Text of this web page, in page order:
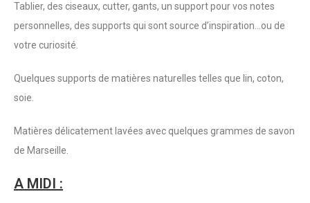
Tablier, des ciseaux, cutter, gants, un support pour vos notes
personnelles, des supports qui sont source d’inspiration…ou de
votre curiosité.
Quelques supports de matières naturelles telles que lin, coton,
soie.
Matières délicatement lavées avec quelques grammes de savon
de Marseille.
A MIDI :